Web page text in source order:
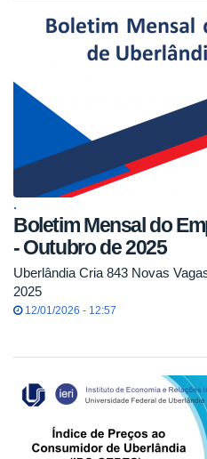
.
Boletim Mensal do
- Outubro de 2025
Uberlândia Cria 843 Novas
2025
12/01/2026 - 12:57